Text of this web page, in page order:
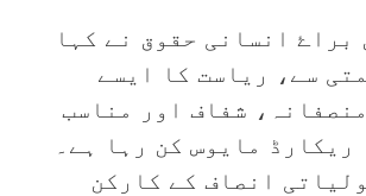
براۓ انسانی حقوق نے کہا
سے، ریاست کا ایسے
شفاف اور مناسب
ریکارڈ مایوس کن رہا ہے۔
انصاف کے کارکن